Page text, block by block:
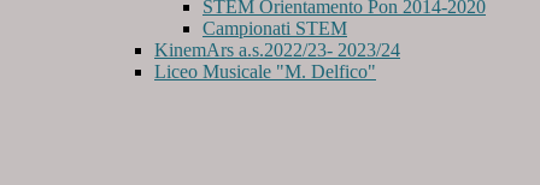
STEM Orientamento Pon 2014-2020
Campionati STEM
KinemArs a.s.2022/23- 2023/24
Liceo Musicale "M. Delfico"